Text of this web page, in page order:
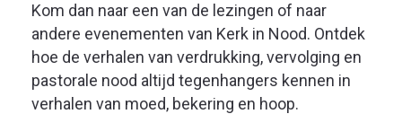
Kom dan naar een van de lezingen of naar
andere evenementen van Kerk in Nood. Ontdek
hoe de verhalen van verdrukking, vervolging en
pastorale nood altijd tegenhangers kennen in
verhalen van moed, bekering en hoop.